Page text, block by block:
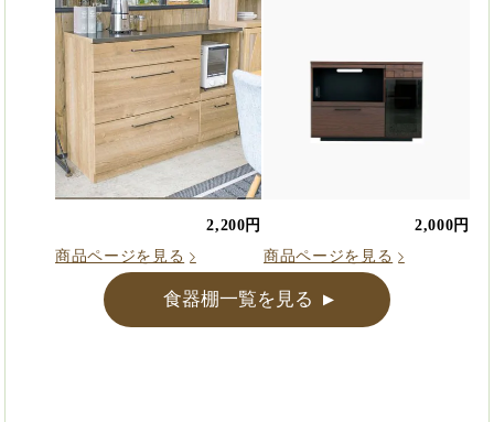
2,200円
商品ページを見る
2,000円
商品ページを見る
食器棚一覧を見る ▲